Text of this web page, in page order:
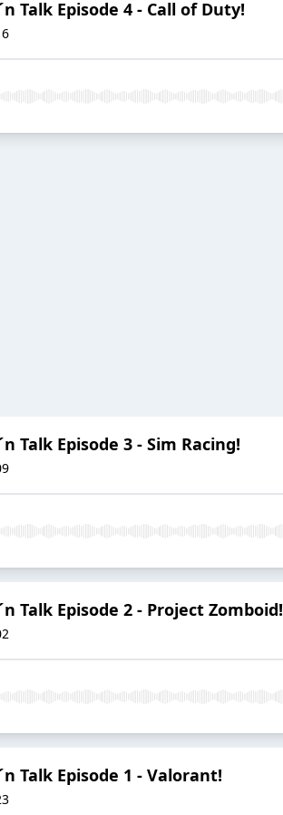
Talk Episode 4 - Call of Duty!
Talk Episode 3 - Sim Racing!
Talk Episode 2 - Project Zomboid!
Talk Episode 1 - Valorant!